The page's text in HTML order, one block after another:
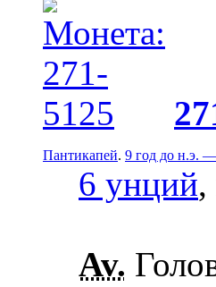
Пантикапей. 9 год до н.э.
6 унций,
Av.